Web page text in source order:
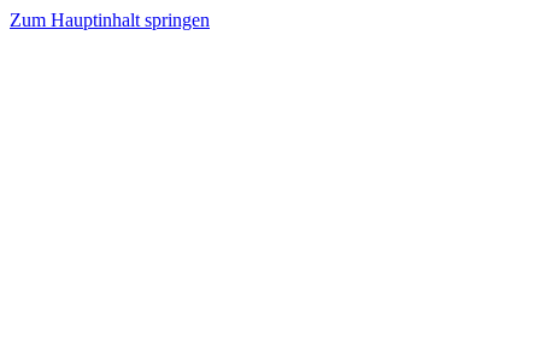
Zum Hauptinhalt springen